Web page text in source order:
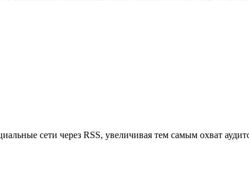
сети через RSS, увеличивая тем самым охват